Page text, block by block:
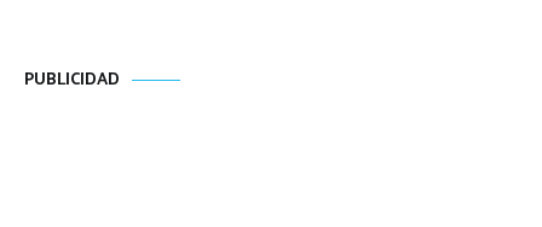
PUBLICIDAD